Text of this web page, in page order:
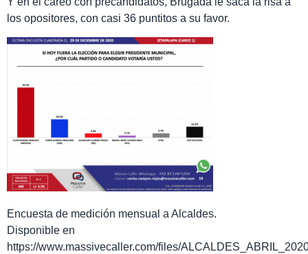
los opositores, con casi 36 puntitos a su favor.
Encuesta de medición mensual a Alcaldes.
Disponible en
https://www.massivecaller.com/files/